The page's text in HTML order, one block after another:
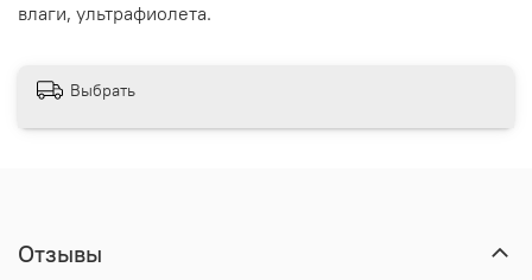
влаги, ультрафиолета.
Выбрать
Отзывы